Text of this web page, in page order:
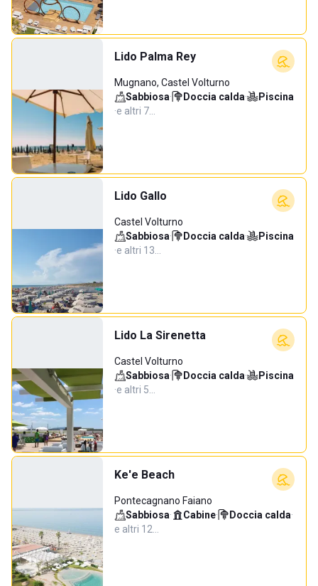
Lido Palma Rey
Mugnano, Castel Volturno
Sabbiosa· Doccia calda·
Piscina
·e altri 7…
Lido Gallo
Castel Volturno
Sabbiosa· Doccia calda·
Piscina
·e altri 13…
Lido La Sirenetta
Castel Volturno
Sabbiosa· Doccia calda·
Piscina
·e altri 5…
Ke'e Beach
Pontecagnano Faiano
Sabbiosa· Cabine· Doccia calda·
e altri 12…